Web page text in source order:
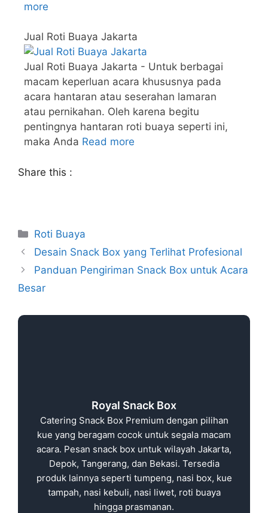
more
Jual Roti Buaya Jakarta
Jual Roti Buaya Jakarta - Untuk berbagai
macam keperluan acara khususnya pada
acara hantaran atau seserahan lamaran
atau pernikahan. Oleh karena begitu
pentingnya hantaran roti buaya seperti ini,
maka Anda Read more
Share this :
Roti Buaya
Desain Snack Box yang Terlihat Profesional
Panduan Pengiriman Snack Box untuk Acara
Besar
Royal Snack Box
Catering Snack Box Premium dengan pilihan
kue yang beragam cocok untuk segala macam
acara. Pesan snack box untuk wilayah Jakarta,
Depok, Tangerang, dan Bekasi. Tersedia
produk lainnya seperti tumpeng, nasi box, kue
tampah, nasi kebuli, nasi liwet, roti buaya
hingga prasmanan.